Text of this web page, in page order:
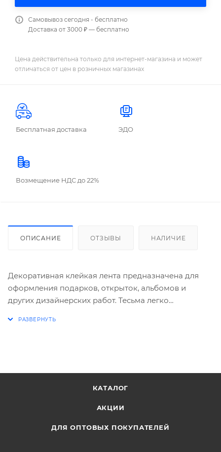
Самовывоз сегодня - бесплатно
Доставка от 3000 ₽ — бесплатно
Цена действительна только для интернет-магазина и может
отличаться от цен в розничных магазинах
Бесплатная доставка ЭДО
Возмещение НДС до 22%
ОПИСАНИЕ ОТЗЫВЫ НАЛИЧИЕ
Декоративная клейкая лента предназначена для
оформления подарков, открыток, альбомов и
других дизайнерских работ. Тесьма легко
КАТАЛОГ
АКЦИИ
ДЛЯ ОПТОВЫХ ПОКУПАТЕЛЕЙ